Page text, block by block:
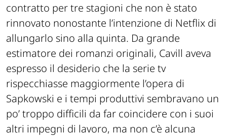
contratto per tre stagioni che non è stato
rinnovato nonostante l’intenzione di Netflix di
allungarlo sino alla quinta. Da grande
estimatore dei romanzi originali, Cavill aveva
espresso il desiderio che la serie tv
rispecchiasse maggiormente l’opera di
Sapkowski e i tempi produttivi sembravano un
po’ troppo difficili da far coincidere con i suoi
altri impegni di lavoro, ma non c’è alcuna